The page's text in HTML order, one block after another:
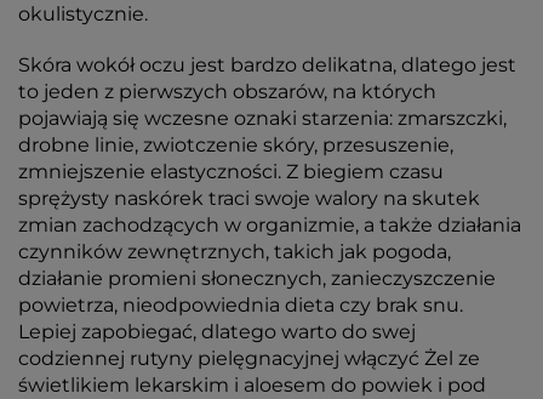
okulistycznie.
Skóra wokół oczu jest bardzo delikatna, dlatego jest
to jeden z pierwszych obszarów, na których
pojawiają się wczesne oznaki starzenia: zmarszczki,
drobne linie, zwiotczenie skóry, przesuszenie,
zmniejszenie elastyczności. Z biegiem czasu
sprężysty naskórek traci swoje walory na skutek
zmian zachodzących w organizmie, a także działania
czynników zewnętrznych, takich jak pogoda,
działanie promieni słonecznych, zanieczyszczenie
powietrza, nieodpowiednia dieta czy brak snu.
Lepiej zapobiegać, dlatego warto do swej
codziennej rutyny pielęgnacyjnej włączyć Żel ze
świetlikiem lekarskim i aloesem do powiek i pod